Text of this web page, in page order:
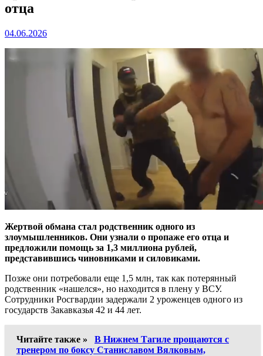
отца
04.06.2026
Жертвой обмана стал родственник одного из
злоумышленников. Они узнали о пропаже его отца и
предложили помощь за 1,3 миллиона рублей,
представившись чиновниками и силовиками.
Позже они потребовали еще 1,5 млн, так как потерянный
родственник «нашелся», но находится в плену у ВСУ.
Сотрудники Росгвардии задержали 2 уроженцев одного из
государств Закавказья 42 и 44 лет.
Читайте также »
В Нижнем Тагиле прощаются с
тренером по боксу Станиславом Вялковым,